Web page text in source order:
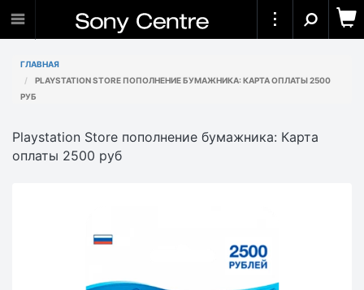
ГЛАВНАЯ
PLAYSTATION STORE ПОПОЛНЕНИЕ БУМАЖНИКА: КАРТА ОПЛАТЫ 2500
РУБ
Playstation Store пополнение бумажника: Карта
оплаты 2500 руб